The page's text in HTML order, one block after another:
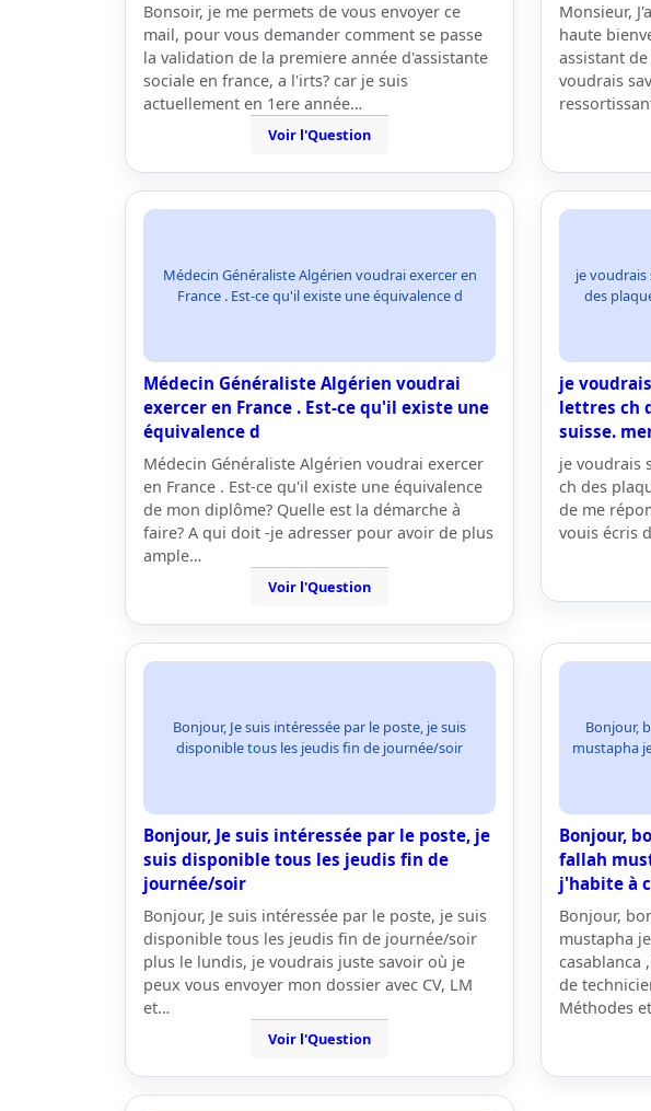
Bonsoir, je me permets de vous envoyer ce
mail, pour vous demander comment se passe
la validation de la premiere année d'assistante
sociale en france, a l'irts? car je suis
actuellement en 1ere année…
Voir l'Question
Monsieur,
haute
assistant
voudrais
Médecin Généraliste Algérien voudrai exercer en
France . Est-ce qu'il existe une équivalence d
Médecin Généraliste Algérien voudrai
exercer en France . Est-ce qu'il existe une
équivalence d
Médecin Généraliste Algérien voudrai exercer
en France . Est-ce qu'il existe une équivalence
de mon diplôme? Quelle est la démarche à
faire? A qui doit -je adresser pour avoir de plus
ample…
Voir l'Question
je
des
je
lettres ch
suisse.
je voudrais
ch des
de me
vouis écris
Bonjour, Je suis intéressée par le poste, je suis
disponible tous les jeudis fin de journée/soir
Bonjour, Je suis intéressée par le poste, je
suis disponible tous les jeudis fin de
journée/soir
Bonjour, Je suis intéressée par le poste, je suis
disponible tous les jeudis fin de journée/soir
plus le lundis, je voudrais juste savoir où je
peux vous envoyer mon dossier avec CV, LM
et…
Voir l'Question
Bonjour,
mustapha
Bonjour,
fallah
j'habite à
Bonjour,
mustapha
casablanca
de
Méthodes